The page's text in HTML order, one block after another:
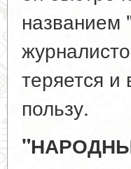
теряется
пользу.